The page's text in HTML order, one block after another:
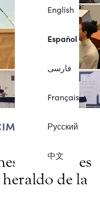
English
Español
فارسی
Français
Русский
中文
DE
nacionales
de la